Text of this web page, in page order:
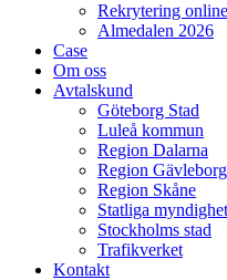
Rekrytering online
Almedalen 2026
Case
Om oss
Avtalskund
Göteborg Stad
Luleå kommun
Region Dalarna
Region Gävleborg
Region Skåne
Statliga
Stockholms stad
Trafikverket
Kontakt